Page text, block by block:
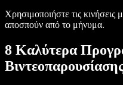
Χρησιμοποιήστε τις
αποσπούν από το μήνυμα.
8 Καλύτερα